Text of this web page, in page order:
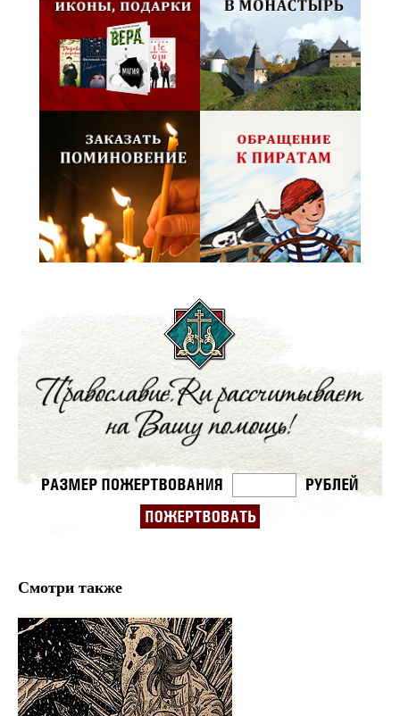
Смотри также